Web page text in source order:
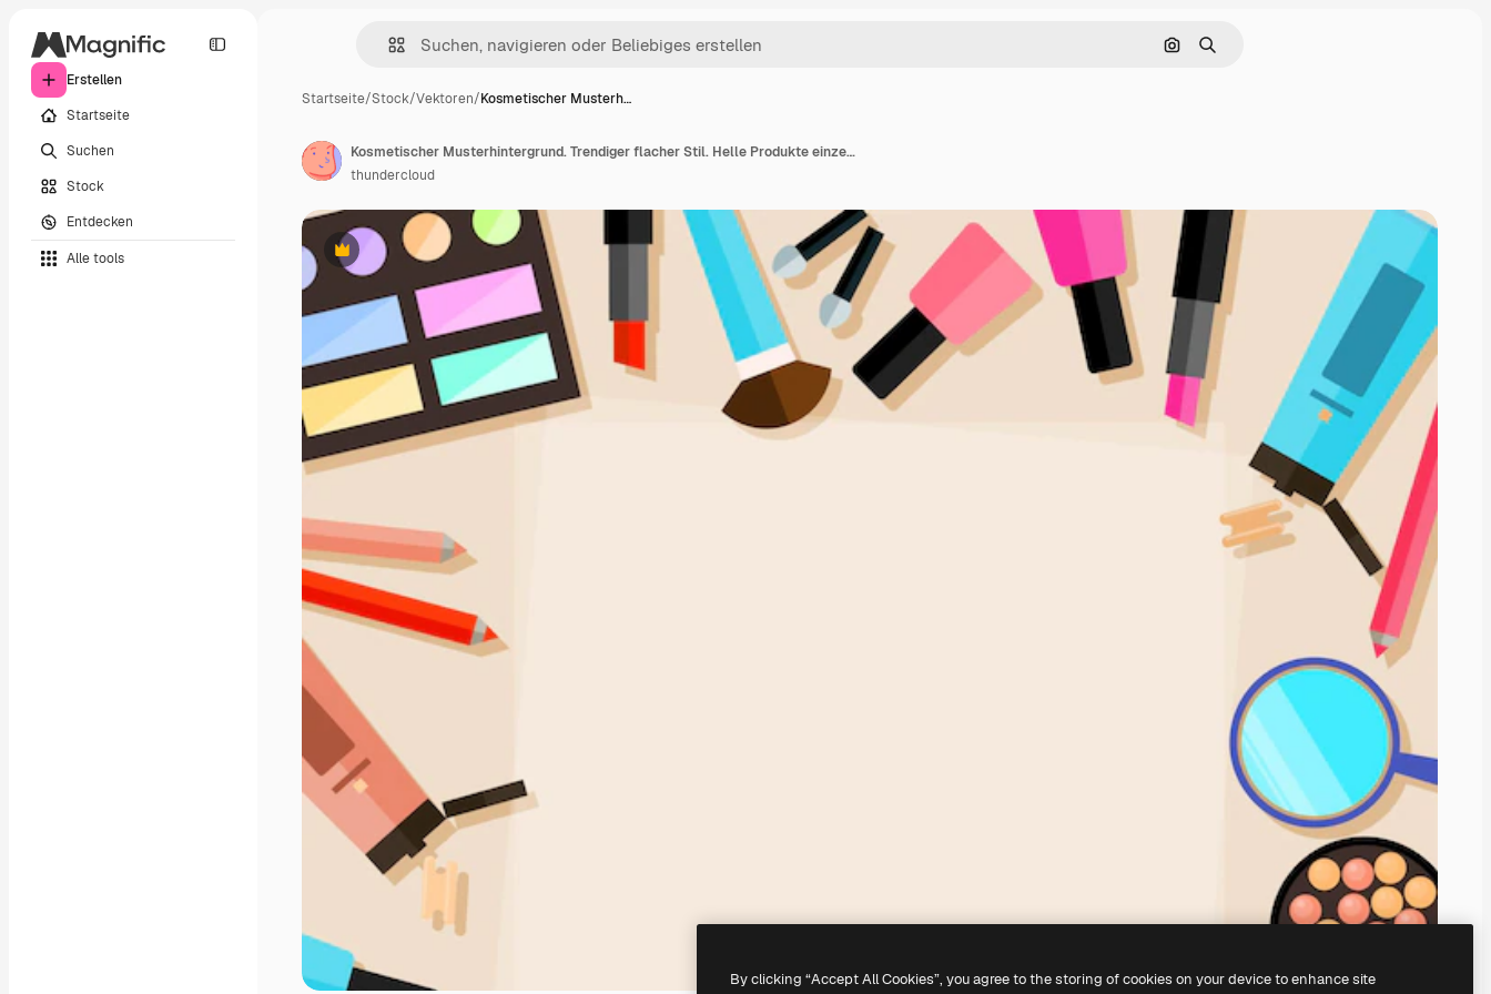
Erstellen
Startseite
Suchen
Stock
Entdecken
Alle tools
Nach Bild suchen
Suchen
Startseite/Stock/Vektoren/Kosmetischer Musterh…
Premium
Kosmetischer Musterhintergrund. Trendiger flacher Stil. Helle Produkte einzeln auf stilvoller beiger Abdeckung für den Einsatz im Design. Karte, Einladung, Plakat, Bannervorlage.
thundercloud
By clicking “Accept All Cookies”, you agree to the storing of cookies on your device to enhance site